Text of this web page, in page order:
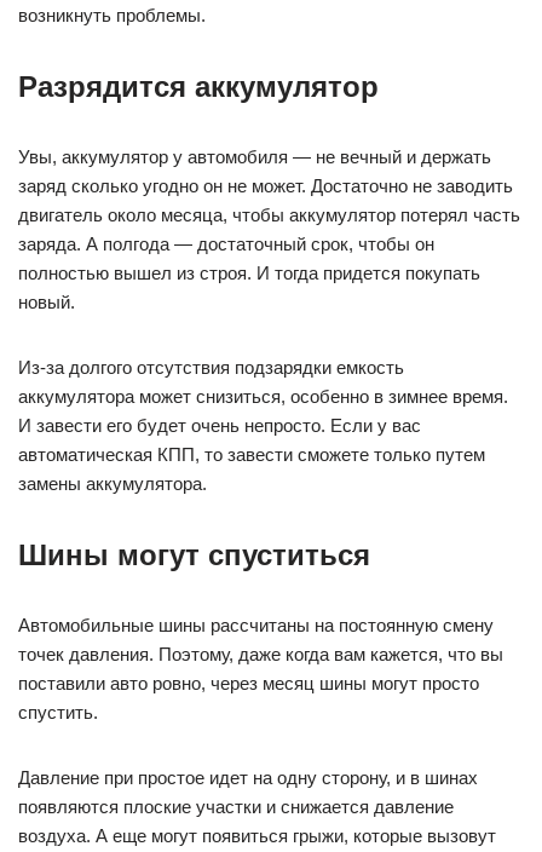
возникнуть проблемы.
Разрядится аккумулятор
Увы, аккумулятор у автомобиля — не вечный и держать
заряд сколько угодно он не может. Достаточно не заводить
двигатель около месяца, чтобы аккумулятор потерял часть
заряда. А полгода — достаточный срок, чтобы он
полностью вышел из строя. И тогда придется покупать
новый.
Из-за долгого отсутствия подзарядки емкость
аккумулятора может снизиться, особенно в зимнее время.
И завести его будет очень непросто. Если у вас
автоматическая КПП, то завести сможете только путем
замены аккумулятора.
Шины могут спуститься
Автомобильные шины рассчитаны на постоянную смену
точек давления. Поэтому, даже когда вам кажется, что вы
поставили авто ровно, через месяц шины могут просто
спустить.
Давление при простое идет на одну сторону, и в шинах
появляются плоские участки и снижается давление
воздуха. А еще могут появиться грыжи, которые вызовут